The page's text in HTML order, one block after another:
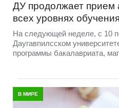
ДУ продолжает прием
всех уровнях обучения
На следующей неделе, с 10
Даугавпилсском
программы бакалавриата,
В МИРЕ